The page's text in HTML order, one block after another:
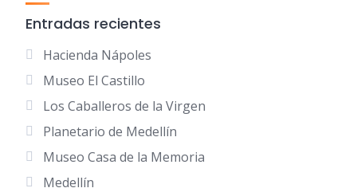
Entradas recientes
Hacienda Nápoles
Museo El Castillo
Los Caballeros de la Virgen
Planetario de Medellín
Museo Casa de la Memoria
Medellín